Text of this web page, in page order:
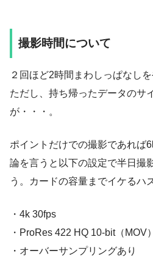
撮影時間について
２回ほど2時間まわしっぱなし
ただし、持ち帰ったデータのサ
が・・・。
ポイントだけでの撮影であれば
論を言うと以下の設定で半日撮
う。カードの容量までイケるハ
・4k 30fps
・ProRes 422 HQ 10-bit（MOV）
・オーバーサンプリングあり